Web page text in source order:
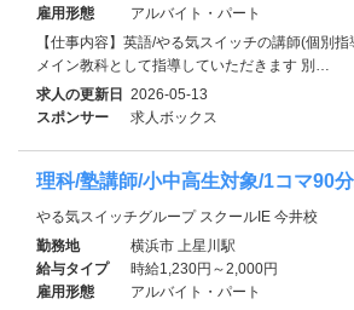
雇用形態
アルバイト・パート
【仕事内容】英語/やる気スイッチの講師(個別
メイン教科として指導していただきます 別…
求人の更新日 2026-05-13
スポンサー
求人ボックス
理科/塾講師/小中高生対象/1コマ90
やる気スイッチグループ スクールIE 今井校
勤務地
横浜市 上星川駅
給与タイプ
時給1,230円～2,000円
雇用形態
アルバイト・パート